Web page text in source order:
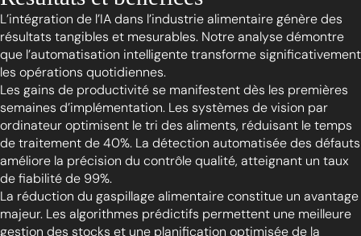
L’intégration de l’IA dans l’industrie alimentaire génère des
résultats tangibles et mesurables. Notre analyse démontre
que l’automatisation intelligente transforme significativement
les opérations quotidiennes.
Les gains de productivité se manifestent dès les premières
semaines d’implémentation. Les systèmes de vision par
ordinateur optimisent le tri des aliments, réduisant le temps
de traitement de 40%. La détection automatisée des défauts
améliore la précision du contrôle qualité, atteignant un taux
de fiabilité de 99%.
La réduction du gaspillage alimentaire constitue un avantage
majeur. Les algorithmes prédictifs permettent une meilleure
gestion des stocks et une planification optimisée de la